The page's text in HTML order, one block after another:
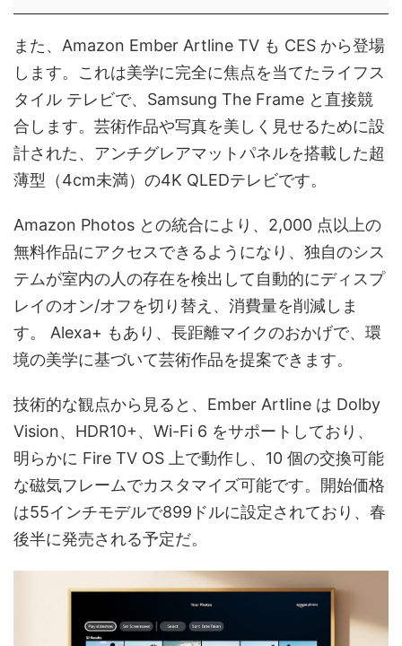
また、Amazon Ember Artline TV も CES から登場
します。これは美学に完全に焦点を当てたライフス
タイル テレビで、Samsung The Frame と直接競
合します。芸術作品や写真を美しく見せるために設
計された、アンチグレアマットパネルを搭載した超
薄型（4cm未満）の4K QLEDテレビです。
Amazon Photos との統合により、2,000 点以上の
無料作品にアクセスできるようになり、独自のシス
テムが室内の人の存在を検出して自動的にディスプ
レイのオン/オフを切り替え、消費量を削減しま
す。 Alexa+ もあり、長距離マイクのおかげで、環
境の美学に基づいて芸術作品を提案できます。
技術的な観点から見ると、Ember Artline は Dolby
Vision、HDR10+、Wi-Fi 6 をサポートしており、
明らかに Fire TV OS 上で動作し、10 個の交換可能
な磁気フレームでカスタマイズ可能です。開始価格
は55インチモデルで899ドルに設定されており、春
後半に発売される予定だ。